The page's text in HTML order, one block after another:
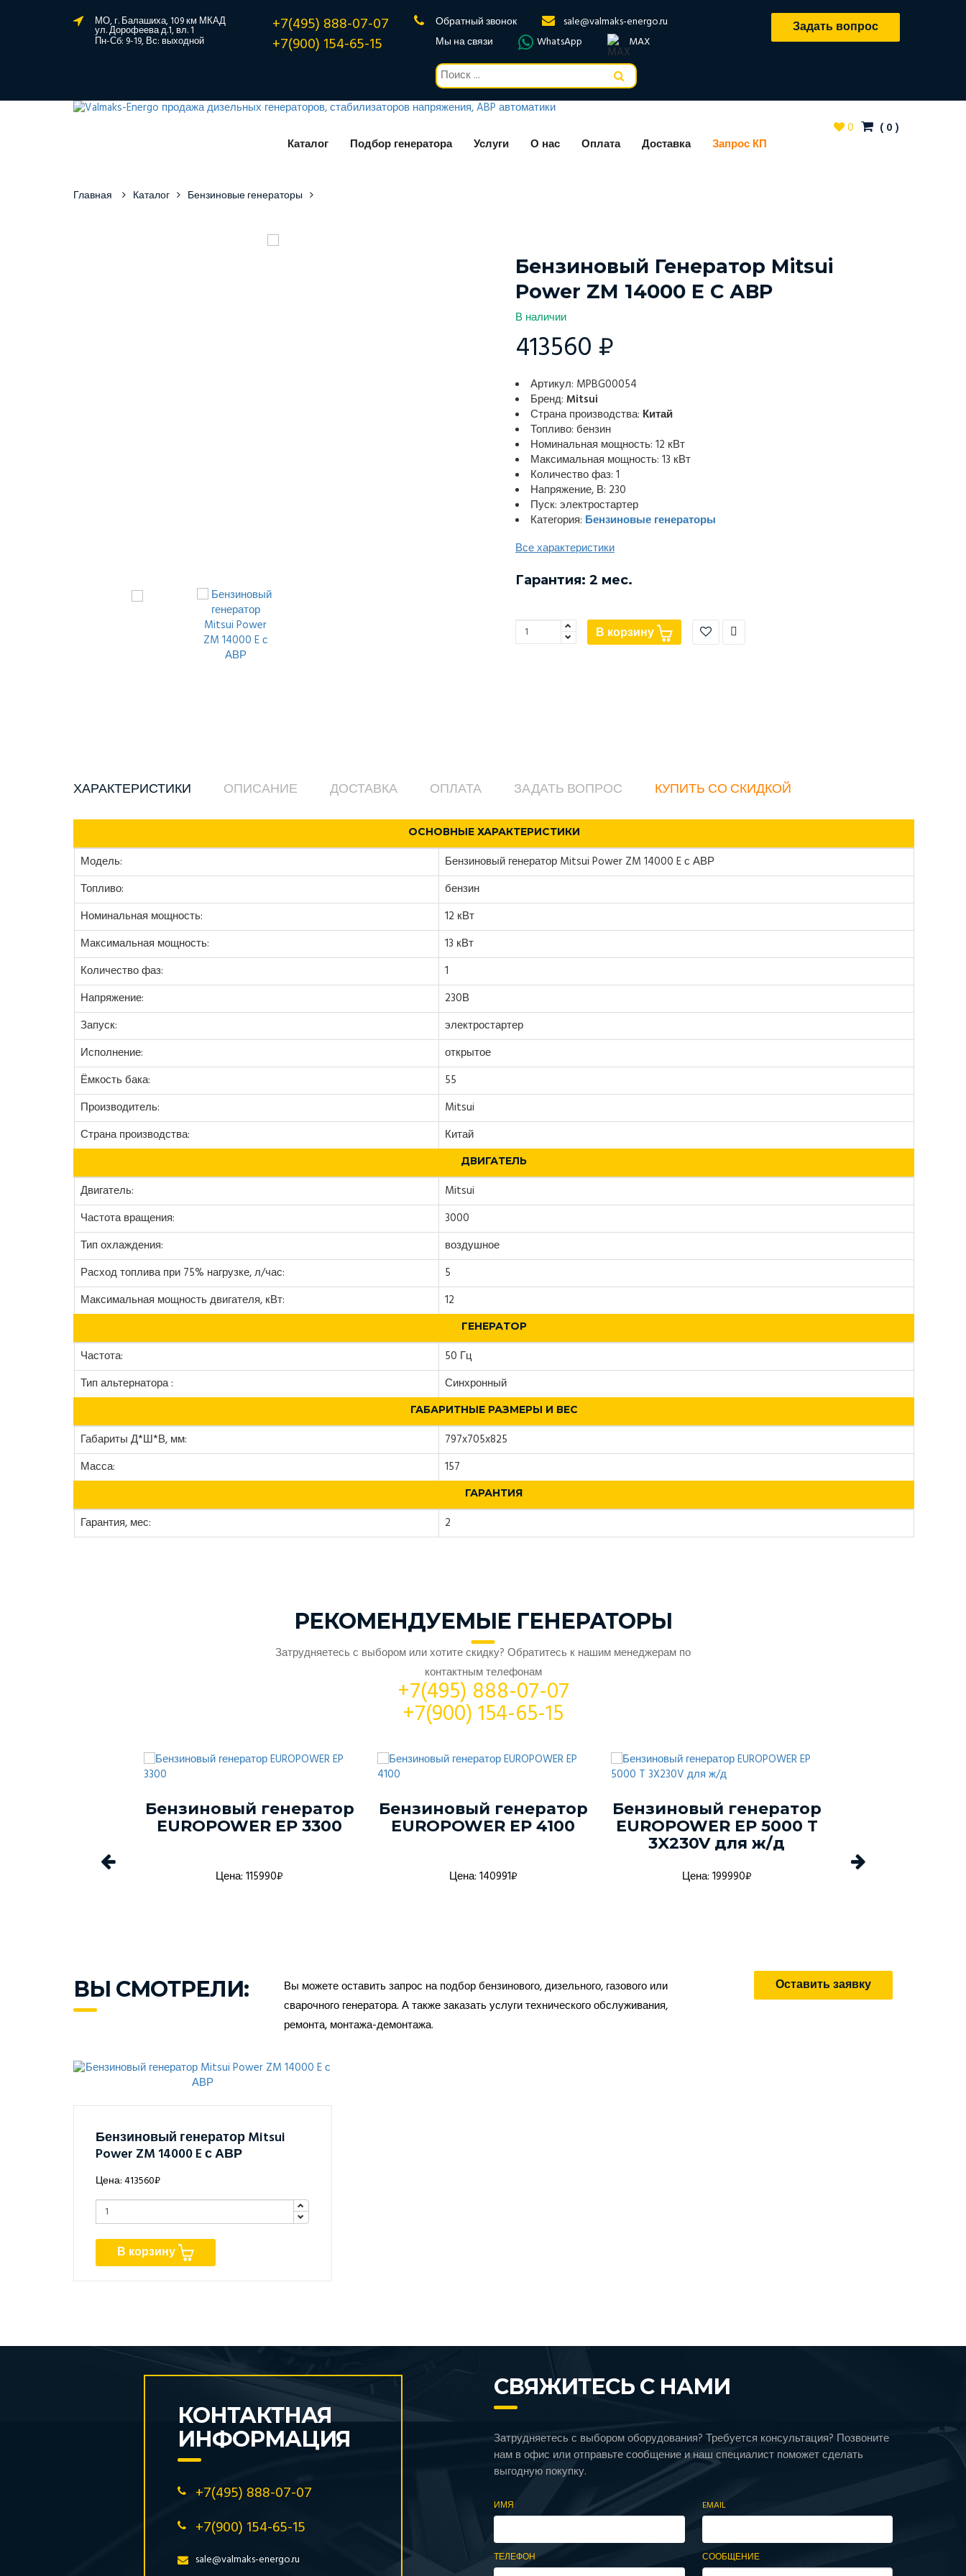
МО, г. Балашиха, 109 км МКАД
ул. Дорофеева д.1, вл. 1
Пн-Сб: 9-19, Вс: выходной
+7(495) 888-07-07
+7(900) 154-65-15
Обратный звонок
sale@valmaks-energo.ru
Мы на связи
WhatsApp MAX
Задать вопрос
Каталог Подбор генератора Услуги О нас Оплата Доставка Запрос КП
0 ( 0)
Главная Каталог Бензиновые генераторы
Бензиновый Генератор Mitsui
Power ZM 14000 E С АВР
В наличии
413560 ₽
Артикул: MPBG00054
Бренд: Mitsui
Страна производства: Китай
Топливо: бензин
Номинальная мощность: 12 кВт
Максимальная мощность: 13 кВт
Количество фаз: 1
Напряжение, В: 230
Пуск: электростартер
Категория: Бензиновые генераторы
Все характеристики
Гарантия: 2 мес.
В корзину
ХАРАКТЕРИСТИКИ ОПИСАНИЕ ДОСТАВКА ОПЛАТА ЗАДАТЬ ВОПРОС КУПИТЬ СО СКИДКОЙ
ОСНОВНЫЕ ХАРАКТЕРИСТИКИ
Модель:
Бензиновый генератор Mitsui Power ZM 14000 E с АВР
Топливо:
бензин
Номинальная мощность:
12 кВт
Максимальная мощность:
13 кВт
Количество фаз:
1
Напряжение:
230В
Запуск:
электростартер
Исполнение:
открытое
Ёмкость бака:
55
Производитель:
Mitsui
Страна производства:
Китай
ДВИГАТЕЛЬ
Двигатель:
Mitsui
Частота вращения:
3000
Тип охлаждения:
воздушное
Расход топлива при 75% нагрузке, л/час:
5
Максимальная мощность двигателя, кВт:
12
ГЕНЕРАТОР
Частота:
50 Гц
Тип альтернатора :
Синхронный
ГАБАРИТНЫЕ РАЗМЕРЫ И ВЕС
Габариты Д*Ш*В, мм:
797x705x825
Масса:
157
ГАРАНТИЯ
Гарантия, мес: 2
РЕКОМЕНДУЕМЫЕ ГЕНЕРАТОРЫ
Затрудняетесь с выбором или хотите скидку? Обратитесь к нашим менеджерам по
контактным телефонам
+7(495) 888-07-07
+7(900) 154-65-15
Бензиновый генератор
EUROPOWER EP 3300
Цена: 115990₽
Бензиновый генератор
EUROPOWER EP 4100
Цена: 140991₽
Бензиновый генератор
EUROPOWER EP 5000 T
3X230V для ж/д
Цена: 199990₽
ВЫ СМОТРЕЛИ:
Вы можете оставить запрос на подбор бензинового, дизельного, газового или
сварочного генератора. А также заказать услуги технического обслуживания,
ремонта, монтажа-демонтажа.
Оставить заявку
Бензиновый генератор Mitsui
Power ZM 14000 E с АВР
Цена: 413560₽
В корзину
КОНТАКТНАЯ
ИНФОРМАЦИЯ
+7(495) 888-07-07
+7(900) 154-65-15
sale@valmaks-energo.ru
СВЯЖИТЕСЬ С НАМИ
Затрудняетесь с выбором оборудования? Требуется консультация? Позвоните
нам в офис или отправьте сообщение и наш специалист поможет сделать
выгодную покупку.
ИМЯ EMAIL
ТЕЛЕФОН СООБЩЕНИЕ